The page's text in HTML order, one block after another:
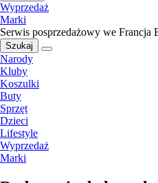
Wyprzedaż
Marki
Serwis posprzedażowy we Francja
Szukaj
Narody
Kluby
Koszulki
Buty
Sprzęt
Dzieci
Lifestyle
Wyprzedaż
Marki